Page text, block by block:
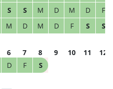
S S M D M D
F
M D M D F S S
6 7 8 9 10 11
12
D F S